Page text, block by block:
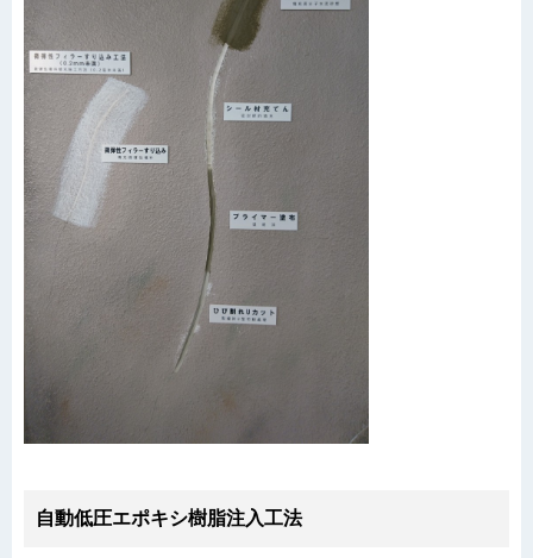
自動低圧エポキシ樹脂注入工法